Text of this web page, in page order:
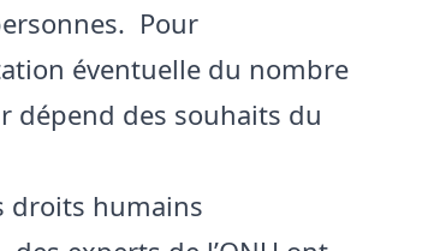
Pour
éventuelle du nombre
dépend des souhaits du
droits humains